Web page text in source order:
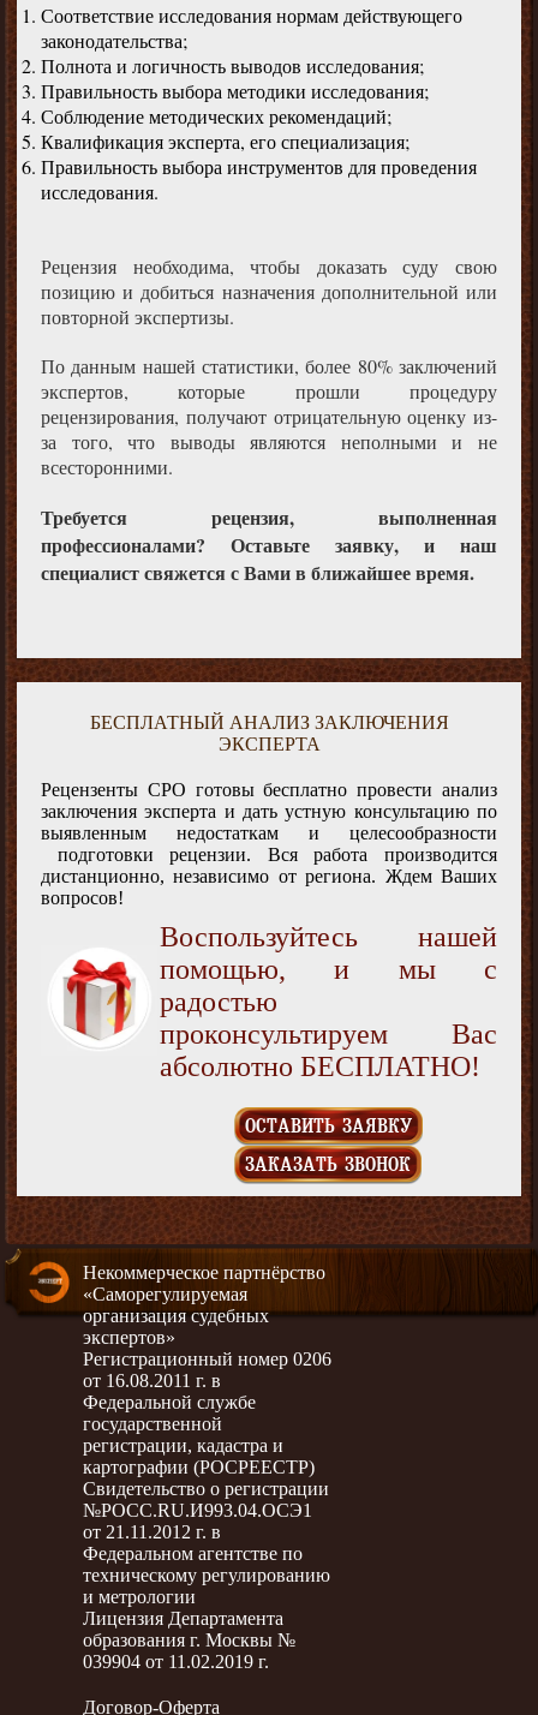
Соответствие исследования нормам действующего
законодательства;
Полнота и логичность выводов исследования;
Правильность выбора методики исследования;
Соблюдение методических рекомендаций;
Квалификация эксперта, его специализация;
Правильность выбора инструментов для проведения
исследования.
Рецензия необходима, чтобы доказать суду свою
позицию и добиться назначения дополнительной или
повторной экспертизы.
По данным нашей статистики, более 80% заключений
экспертов, которые прошли процедуру
рецензирования, получают отрицательную оценку из-
за того, что выводы являются неполными и не
всесторонними.
Требуется рецензия, выполненная
профессионалами? Оставьте заявку, и наш
специалист свяжется с Вами в ближайшее время.
БЕСПЛАТНЫЙ АНАЛИЗ ЗАКЛЮЧЕНИЯ
ЭКСПЕРТА
Рецензенты СРО готовы бесплатно провести анализ
заключения эксперта и дать устную консультацию по
выявленным недостаткам и целесообразности
подготовки рецензии. Вся работа производится
дистанционно, независимо от региона. Ждем Ваших
вопросов!
Воспользуйтесь нашей
помощью, и мы с
радостью
проконсультируем Вас
абсолютно БЕСПЛАТНО!
ОСТАВИТЬ ЗАЯВКУ
ЗАКАЗАТЬ ЗВОНОК
Некоммерческое партнёрство
«Саморегулируемая
организация судебных
экспертов»
Регистрационный номер 0206
от 16.08.2011 г. в
Федеральной службе
государственной
регистрации, кадастра и
картографии (РОСРЕЕСТР)
Свидетельство о регистрации
№РОСС.RU.И993.04.ОСЭ1
от 21.11.2012 г. в
Федеральном агентстве по
техническому регулированию
и метрологии
Лицензия Департамента
образования г. Москвы №
039904 от 11.02.2019 г.
Договор-Оферта